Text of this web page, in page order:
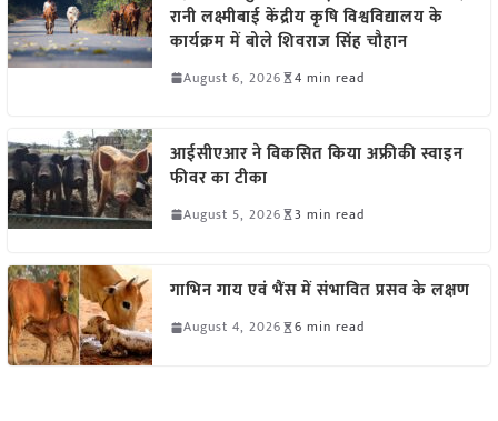
रानी लक्ष्मीबाई केंद्रीय कृषि विश्वविद्यालय के
कार्यक्रम में बोले शिवराज सिंह चौहान
August 6, 2026 4 min read
आईसीएआर ने विकसित किया अफ्रीकी स्वाइन
फीवर का टीका
August 5, 2026 3 min read
गाभिन गाय एवं भैंस में संभावित प्रसव के लक्षण
August 4, 2026 6 min read